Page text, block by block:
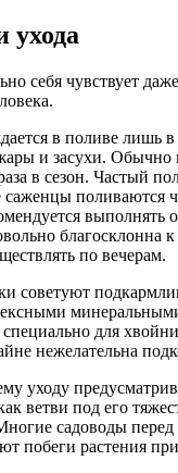
ухода
себя чувствует
в поливе лишь в
и засухи.
в сезон. Частый
саженцы поливаются
выполнять
благосклонна
по вечерам.
советуют
для
нежелательна
уходу
ветви под его
садоводы
побеги растения